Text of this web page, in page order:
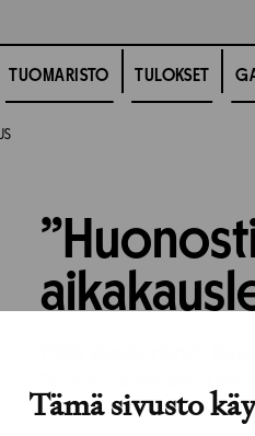
Tämä sivusto
TUOMARISTO TULOKSET